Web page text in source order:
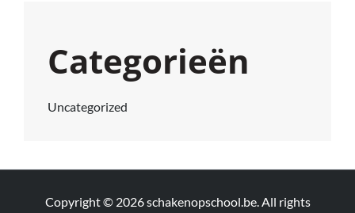
Categorieën
Uncategorized
Copyright © 2026schakenopschool.be. All rights